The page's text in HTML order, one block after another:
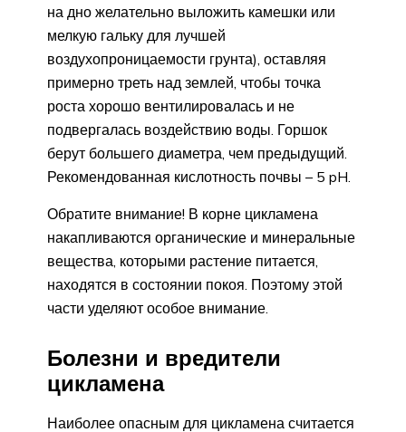
на дно желательно выложить камешки или
мелкую гальку для лучшей
воздухопроницаемости грунта), оставляя
примерно треть над землей, чтобы точка
роста хорошо вентилировалась и не
подвергалась воздействию воды. Горшок
берут большего диаметра, чем предыдущий.
Рекомендованная кислотность почвы – 5 pH.
Обратите внимание! В корне цикламена
накапливаются органические и минеральные
вещества, которыми растение питается,
находятся в состоянии покоя. Поэтому этой
части уделяют особое внимание.
Болезни и вредители
цикламена
Наиболее опасным для цикламена считается